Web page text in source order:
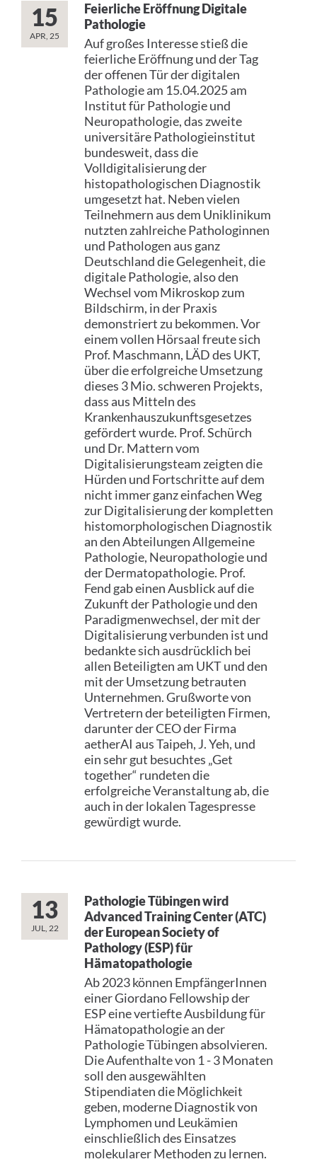
English
Impressum
15
APR, 25
Feierliche Eröffnung Digitale
Pathologie
Auf großes Interesse stieß die
feierliche Eröffnung und der Tag
der offenen Tür der digitalen
Pathologie am 15.04.2025 am
Institut für Pathologie und
Neuropathologie, das zweite
universitäre Pathologieinstitut
bundesweit, dass die
Volldigitalisierung der
histopathologischen Diagnostik
umgesetzt hat. Neben vielen
Teilnehmern aus dem Uniklinikum
nutzten zahlreiche Pathologinnen
und Pathologen aus ganz
Deutschland die Gelegenheit, die
digitale Pathologie, also den
Wechsel vom Mikroskop zum
Bildschirm, in der Praxis
demonstriert zu bekommen. Vor
einem vollen Hörsaal freute sich
Prof. Maschmann, LÄD des UKT,
über die erfolgreiche Umsetzung
dieses 3 Mio. schweren Projekts,
dass aus Mitteln des
Krankenhauszukunftsgesetzes
gefördert wurde. Prof. Schürch
und Dr. Mattern vom
Digitalisierungsteam zeigten die
Hürden und Fortschritte auf dem
nicht immer ganz einfachen Weg
zur Digitalisierung der kompletten
histomorphologischen Diagnostik
an den Abteilungen Allgemeine
Pathologie, Neuropathologie und
der Dermatopathologie. Prof.
Fend gab einen Ausblick auf die
Zukunft der Pathologie und den
Paradigmenwechsel, der mit der
Digitalisierung verbunden ist und
bedankte sich ausdrücklich bei
allen Beteiligten am UKT und den
mit der Umsetzung betrauten
Unternehmen. Grußworte von
Vertretern der beteiligten Firmen,
darunter der CEO der Firma
aetherAI aus Taipeh, J. Yeh, und
ein sehr gut besuchtes „Get
together“ rundeten die
erfolgreiche Veranstaltung ab, die
auch in der lokalen Tagespresse
gewürdigt wurde.
13
JUL, 22
Pathologie Tübingen wird
Advanced Training Center (ATC)
der European Society of
Pathology (ESP) für
Hämatopathologie
Ab 2023 können EmpfängerInnen
einer Giordano Fellowship der
ESP eine vertiefte Ausbildung für
Hämatopathologie an der
Pathologie Tübingen absolvieren.
Die Aufenthalte von 1 - 3 Monaten
soll den ausgewählten
Stipendiaten die Möglichkeit
geben, moderne Diagnostik von
Lymphomen und Leukämien
einschließlich des Einsatzes
molekularer Methoden zu lernen.